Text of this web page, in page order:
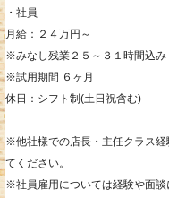
・社員
月給：２４万円～
※みなし残業２５～３１時間込み
※試用期間 ６ヶ月
休日：シフト制(土日祝含む)
※他社様での店長・主任クラス経
てください。
※社員雇用については経験や面談